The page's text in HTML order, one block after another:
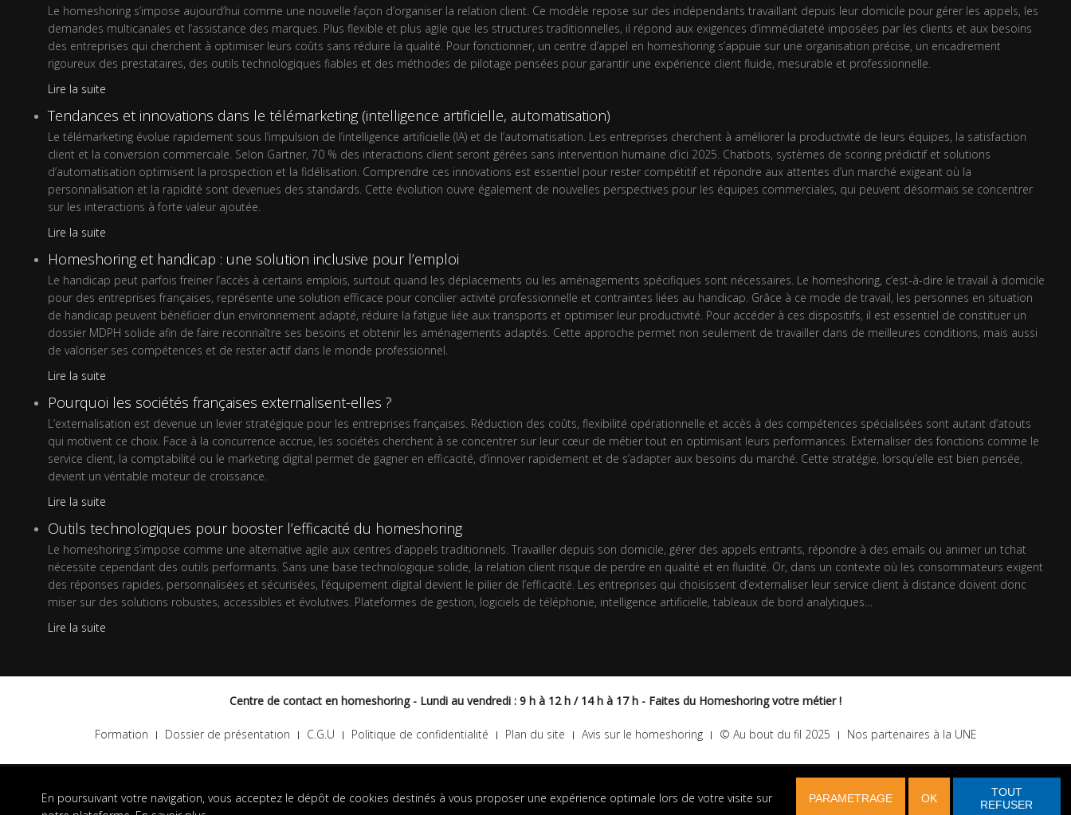
Le homeshoring s’impose aujourd’hui comme une nouvelle façon d’organiser la relation client. Ce modèle repose sur des indépendants travaillant depuis leur domicile pour gérer les appels, les
demandes multicanales et l’assistance des marques. Plus flexible et plus agile que les structures traditionnelles, il répond aux exigences d’immédiateté imposées par les clients et aux besoins
des entreprises qui cherchent à optimiser leurs coûts sans réduire la qualité. Pour fonctionner, un centre d’appel en homeshoring s’appuie sur une organisation précise, un encadrement
rigoureux des prestataires, des outils technologiques fiables et des méthodes de pilotage pensées pour garantir une expérience client fluide, mesurable et professionnelle.
Lire la suite
Tendances et innovations dans le télémarketing (intelligence artificielle, automatisation)
Le télémarketing évolue rapidement sous l’impulsion de l’intelligence artificielle (IA) et de l’automatisation. Les entreprises cherchent à améliorer la productivité de leurs équipes, la satisfaction
client et la conversion commerciale. Selon Gartner, 70 % des interactions client seront gérées sans intervention humaine d’ici 2025. Chatbots, systèmes de scoring prédictif et solutions
d’automatisation optimisent la prospection et la fidélisation. Comprendre ces innovations est essentiel pour rester compétitif et répondre aux attentes d’un marché exigeant où la
personnalisation et la rapidité sont devenues des standards. Cette évolution ouvre également de nouvelles perspectives pour les équipes commerciales, qui peuvent désormais se concentrer
sur les interactions à forte valeur ajoutée.
Lire la suite
Homeshoring et handicap : une solution inclusive pour l’emploi
Le handicap peut parfois freiner l’accès à certains emplois, surtout quand les déplacements ou les aménagements spécifiques sont nécessaires. Le homeshoring, c’est-à-dire le travail à domicile
pour des entreprises françaises, représente une solution efficace pour concilier activité professionnelle et contraintes liées au handicap. Grâce à ce mode de travail, les personnes en situation
de handicap peuvent bénéficier d’un environnement adapté, réduire la fatigue liée aux transports et optimiser leur productivité. Pour accéder à ces dispositifs, il est essentiel de constituer un
dossier MDPH solide afin de faire reconnaître ses besoins et obtenir les aménagements adaptés. Cette approche permet non seulement de travailler dans de meilleures conditions, mais aussi
de valoriser ses compétences et de rester actif dans le monde professionnel.
Lire la suite
Pourquoi les sociétés françaises externalisent-elles ?
L’externalisation est devenue un levier stratégique pour les entreprises françaises. Réduction des coûts, flexibilité opérationnelle et accès à des compétences spécialisées sont autant d’atouts
qui motivent ce choix. Face à la concurrence accrue, les sociétés cherchent à se concentrer sur leur cœur de métier tout en optimisant leurs performances. Externaliser des fonctions comme le
service client, la comptabilité ou le marketing digital permet de gagner en efficacité, d’innover rapidement et de s’adapter aux besoins du marché. Cette stratégie, lorsqu’elle est bien pensée,
devient un véritable moteur de croissance.
Lire la suite
Outils technologiques pour booster l’efficacité du homeshoring
Le homeshoring s’impose comme une alternative agile aux centres d’appels traditionnels. Travailler depuis son domicile, gérer des appels entrants, répondre à des emails ou animer un tchat
nécessite cependant des outils performants. Sans une base technologique solide, la relation client risque de perdre en qualité et en fluidité. Or, dans un contexte où les consommateurs exigent
des réponses rapides, personnalisées et sécurisées, l’équipement digital devient le pilier de l’efficacité. Les entreprises qui choisissent d’externaliser leur service client à distance doivent donc
miser sur des solutions robustes, accessibles et évolutives. Plateformes de gestion, logiciels de téléphonie, intelligence artificielle, tableaux de bord analytiques…
Lire la suite
Centre de contact en homeshoring - Lundi au vendredi : 9 h à 12 h / 14 h à 17 h - Faites du Homeshoring votre métier !
Formation Dossier de présentation C.G.U Politique de confidentialité Plan du site Avis sur le homeshoring © Au bout du fil 2025 Nos partenaires à la UNE
En poursuivant votre navigation, vous acceptez le dépôt de cookies destinés à vous proposer une expérience optimale lors de votre visite sur
PARAMETRAGE OK
TOUT
REFUSER